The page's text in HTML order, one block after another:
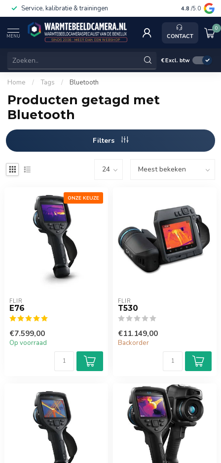
Service, kalibratie & trainingen 4.8 /5.0
MENU CONTACT
0
€Excl. btw
Home / Tags / Bluetooth
Producten getagd met
Bluetooth
Filters
ONZE KEUZE
FLIR
E76
€7.599,00
Op voorraad
FLIR
T530
€11.149,00
Backorder